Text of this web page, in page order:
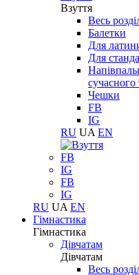
Взуття
Весь
Балетки
Для
Для
Чешки
FB
IG
RU UA EN
FB
IG
FB
IG
RU UA EN
Гімнастика
Гімнастика
Дівчатам
Дівчатам
Весь